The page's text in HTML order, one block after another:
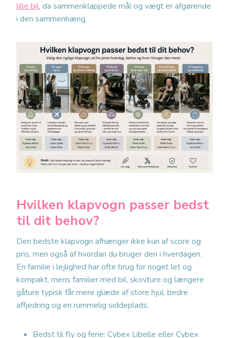
lille bil, da sammenklappede mål og vægt er afgørende
i den sammenhæng.
Hvilken klapvogn passer bedst
til dit behov?
Den bedste klapvogn afhænger ikke kun af score og
pris, men også af hvordan du bruger den i hverdagen.
En familie i lejlighed har ofte brug for noget let og
kompakt, mens familier med bil, skovture og længere
gåture typisk får mere glæde af store hjul, bedre
affjedring og en rummelig siddeplads.
Bedst til fly og ferie: Cybex Libelle eller Cybex